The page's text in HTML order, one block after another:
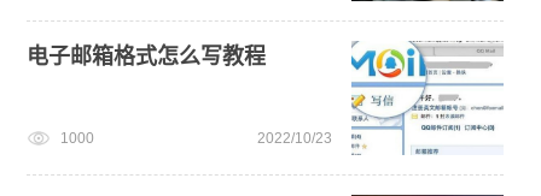
电子邮箱格式怎么写教程
1000 2022/10/23